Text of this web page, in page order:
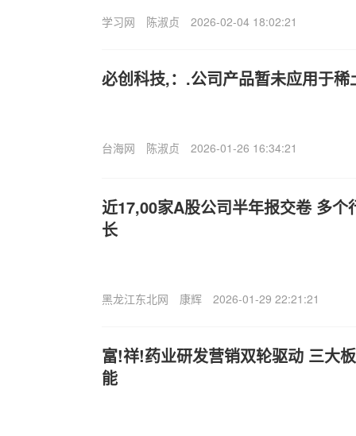
学习网 陈淑贞 2026-02-04 18:02:21
必创科技,：.公司产品暂未应用于稀
台海网 陈淑贞 2026-01-26 16:34:21
近17,00家A股公司半年报交卷 多个
长
黑龙江东北网 康辉 2026-01-29 22:21:21
富!祥!药业研发营销双轮驱动 三大
能